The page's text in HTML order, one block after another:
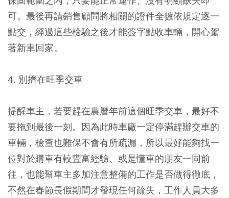
可。最後再請銷售顧問將相關的證件全數依規定逐一
點交，經過這些檢驗之後才能簽字點收車輛，開心駕
著新車回家。
4. 別擠在旺季交車
提醒車主，若要趕在農曆年前這個旺季交車，最好不
要拖到最後一刻。因為此時車廠一定停滿趕辦交車的
車輛，檢查也難保不會有所疏漏，所以最好能夠找一
位對於購車有較豐富經驗、或是懂車的朋友一同前
往，也能幫車主多加注意整備的工作是否做得徹底，
不然在春節長假期間才發現任何疏失，工作人員大多